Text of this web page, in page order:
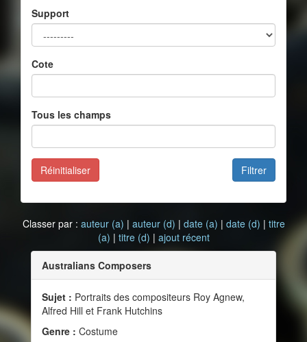
Support
Cote
Tous les champs
Filtrer
Réinitialiser
Classer par : auteur (a) | auteur (d) | date (a) | date (d) | titre
(a) | titre (d) | ajout récent
Australians Composers
Sujet : Portraits des compositeurs Roy Agnew,
Alfred Hill et Frank Hutchins
Genre : Costume